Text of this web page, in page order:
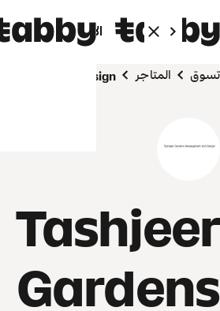
الأفراد الشركاء
تسوق المتاجر and Design
Tashjeer
Gardens